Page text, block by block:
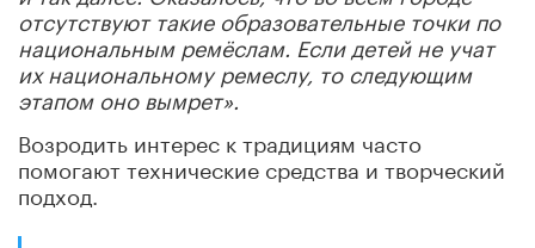
отсутствуют такие образовательные точки по
национальным ремёслам. Если детей не учат
их национальному ремеслу, то следующим
этапом оно вымрет».
Возродить интерес к традициям часто
помогают технические средства и творческий
подход.